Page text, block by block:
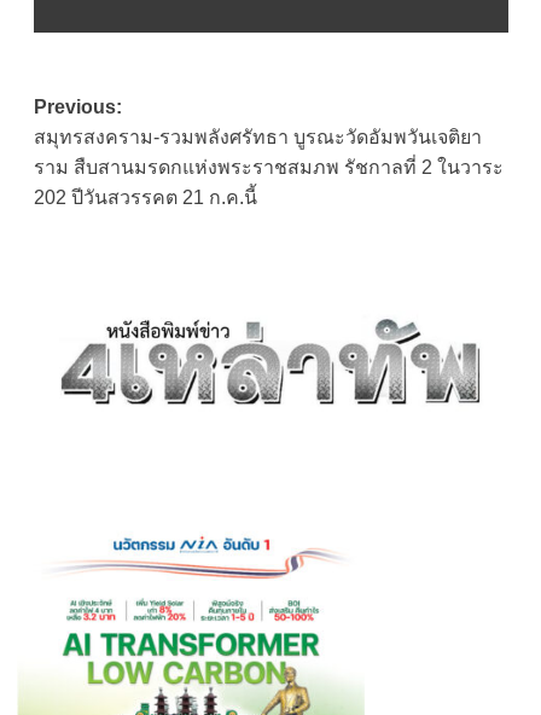
Post
navigation
Previous:
สมุทรสงคราม-รวมพลังศรัทธา บูรณะวัดอัมพวันเจติยา
ราม สืบสานมรดกแห่งพระราชสมภพ รัชกาลที่ 2 ในวาระ
202 ปีวันสวรรคต 21 ก.ค.นี้